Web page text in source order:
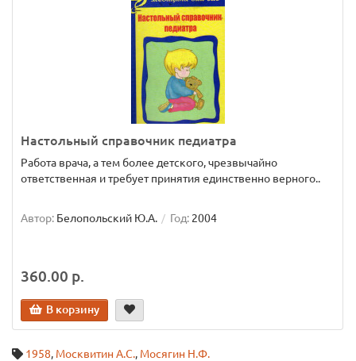
Настольный справочник педиатра
Работа врача, а тем более детского, чрезвычайно
ответственная и требует принятия единственно верного..
Автор: Белопольский Ю.А. Год: 2004
360.00 р.
В корзину
1958, Москвитин А.С., Мосягин Н.Ф.